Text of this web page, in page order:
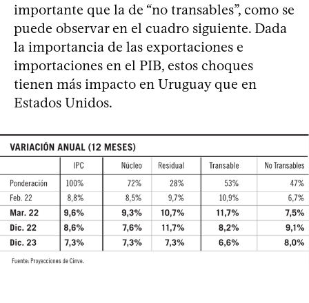
importante que la de “no transables”, como se
puede observar en el cuadro siguiente. Dada
la importancia de las exportaciones e
importaciones en el PIB, estos choques
tienen más impacto en Uruguay que en
Estados Unidos.